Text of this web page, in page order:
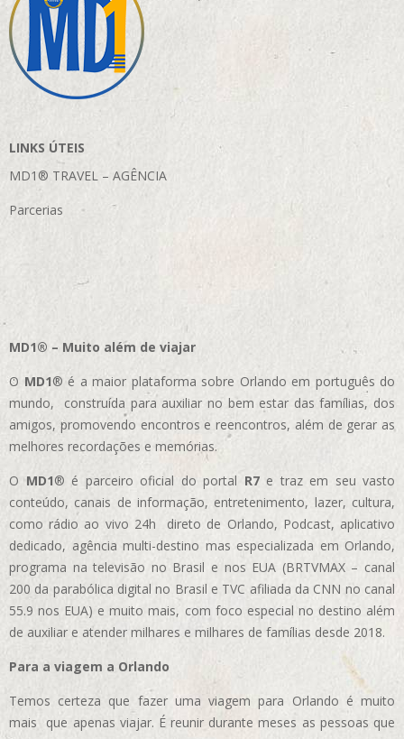
LINKS ÚTEIS
MD1® TRAVEL – AGÊNCIA
Parcerias
MD1® – Muito além de viajar
O MD1® é a maior plataforma sobre Orlando em português do
mundo, construída para auxiliar no bem estar das famílias, dos
amigos, promovendo encontros e reencontros, além de gerar as
melhores recordações e memórias.
OMD1® é parceiro oficial do portal R7e traz em seu vasto
conteúdo, canais de informação, entretenimento, lazer, cultura,
como rádio ao vivo 24h direto de Orlando, Podcast, aplicativo
dedicado, agência multi-destino mas especializada em Orlando,
programa na televisão no Brasil e nos EUA (BRTVMAX – canal
200 da parabólica digital no Brasil e TVC afiliada da CNN no canal
55.9 nos EUA) e muito mais, com foco especial no destino além
de auxiliar e atender milhares e milhares de famílias desde 2018.
Para a viagem a Orlando
Temos certeza que fazer uma viagem para Orlando é muito
mais que apenas viajar. É reunir durante meses as pessoas que